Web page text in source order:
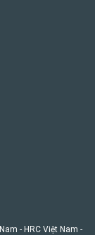
- HRC Việt Nam -